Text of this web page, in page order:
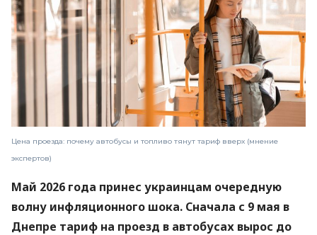
Цена проезда: почему автобусы и топливо тянут тариф вверх (мнение
экспертов)
Май 2026 года принес украинцам очередную
волну инфляционного шока. Сначала с 9 мая в
Днепре тариф на проезд в автобусах вырос до